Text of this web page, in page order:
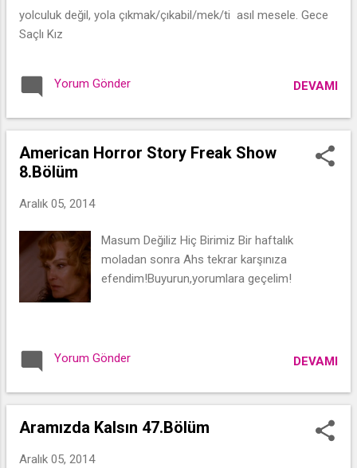
yolculuk değil, yola çıkmak/çıkabil/mek/ti asıl mesele. Gece
Saçlı Kız
Yorum Gönder DEVAMI
American Horror Story Freak Show
8.Bölüm
Aralık 05, 2014
Masum Değiliz Hiç Birimiz Bir haftalık
moladan sonra Ahs tekrar karşınıza
efendim!Buyurun,yorumlara geçelim!
Yorum Gönder DEVAMI
Aramızda Kalsın 47.Bölüm
Aralık 05, 2014